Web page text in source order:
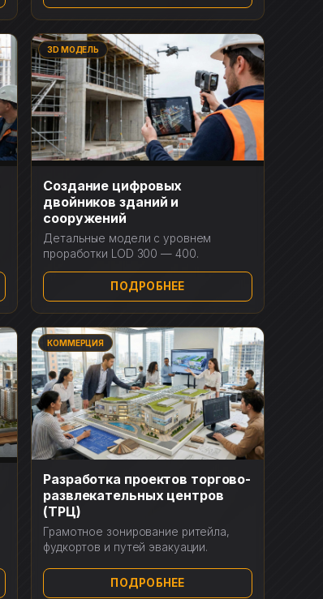
3D МОДЕЛЬ
Создание цифровых
двойников зданий и
сооружений
Детальные модели с уровнем
проработки LOD 300 — 400.
ПОДРОБНЕЕ
КОММЕРЦИЯ
Разработка проектов торгово-
развлекательных центров
(ТРЦ)
Грамотное зонирование ритейла,
фудкортов и путей эвакуации.
ПОДРОБНЕЕ